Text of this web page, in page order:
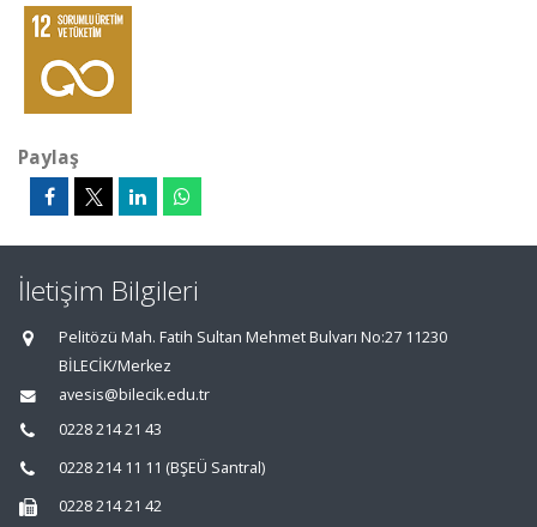
Paylaş
İletişim Bilgileri
Pelitözü Mah. Fatih Sultan Mehmet Bulvarı No:27 11230
BİLECİK/Merkez
avesis@bilecik.edu.tr
0228 214 21 43
0228 214 11 11 (BŞEÜ Santral)
0228 214 21 42